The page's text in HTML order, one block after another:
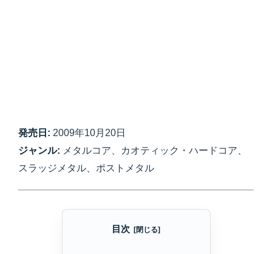
発売日: 2009年10月20日
ジャンル: メタルコア、カオティック・ハードコア、
スラッジメタル、ポストメタル
目次